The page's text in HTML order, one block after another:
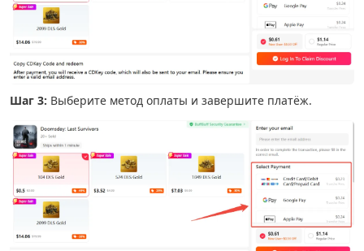
Шаг 3: Выберите метод оплаты и завершите платёж.